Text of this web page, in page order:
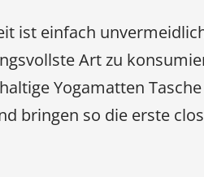
ist einfach
Art zu
Yogamatten
bringen so die erste